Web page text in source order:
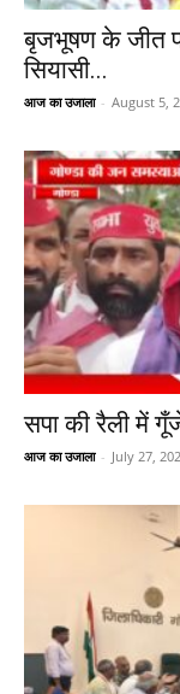
बृजभूषण के जीत
सियासी...
आज का उजाला - August 5,
सपा की रैली में
आज का उजाला - July 27,